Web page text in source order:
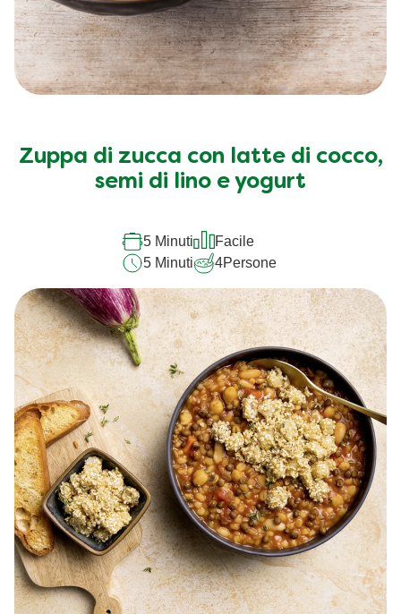
Zuppa di zucca con latte di cocco,
semi di lino e yogurt
5 Minuti
Facile
5 Minuti
4Persone